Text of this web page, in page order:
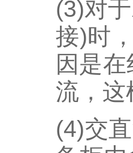
(3)对
接)时
因是
流，这
(4)交